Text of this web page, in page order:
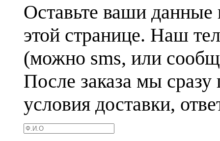
Оставьте ваши
этой странице. Наш
(можно sms, или
После заказа мы
условия доставки,